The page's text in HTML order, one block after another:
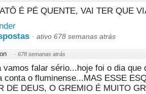
É PÉ QUENTE, VAI TER QUE
· ativo 678 semanas atrás
· 678 semanas atrás
vamos falar sério...hoje foi o dia que
conta o fluminense...MAS ESSE
DE DEUS, O GREMIO É MUITO